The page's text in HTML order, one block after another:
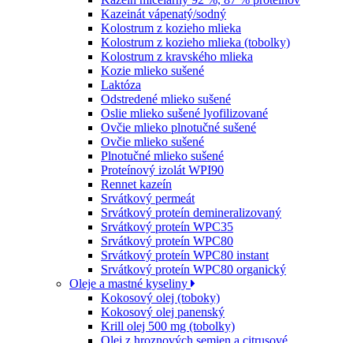
Kazeinát vápenatý/sodný
Kolostrum z kozieho mlieka
Kolostrum z kozieho mlieka (tobolky)
Kolostrum z kravského mlieka
Kozie mlieko sušené
Laktóza
Odstredené mlieko sušené
Oslie mlieko sušené lyofilizované
Ovčie mlieko plnotučné sušené
Ovčie mlieko sušené
Plnotučné mlieko sušené
Proteínový izolát WPI90
Rennet kazeín
Srvátkový permeát
Srvátkový proteín demineralizovaný
Srvátkový proteín WPC35
Srvátkový proteín WPC80
Srvátkový proteín WPC80 instant
Srvátkový proteín WPC80 organický
Oleje a mastné kyseliny
Kokosový olej (toboky)
Kokosový olej panenský
Krill olej 500 mg (tobolky)
Olej z hroznových semien a citrusové